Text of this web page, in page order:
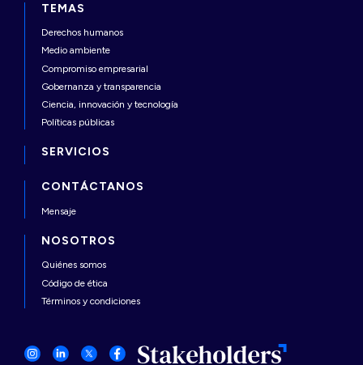
TEMAS
Derechos humanos
Medio ambiente
Compromiso empresarial
Gobernanza y transparencia
Ciencia, innovación y tecnología
Políticas públicas
SERVICIOS
CONTÁCTANOS
Mensaje
NOSOTROS
Quiénes somos
Código de ética
Términos y condiciones